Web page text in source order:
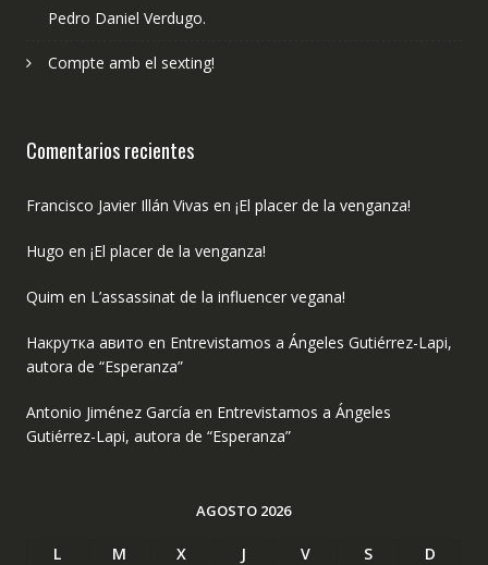
Pedro Daniel Verdugo.
Compte amb el sexting!
Comentarios recientes
Francisco Javier Illán Vivas en ¡El placer de la venganza!
Hugo en ¡El placer de la venganza!
Quim en L’assassinat de la influencer vegana!
Накрутка авито en Entrevistamos a Ángeles Gutiérrez-Lapi,
autora de “Esperanza”
Antonio Jiménez García en Entrevistamos a Ángeles
Gutiérrez-Lapi, autora de “Esperanza”
AGOSTO 2026
L M X J V S
D